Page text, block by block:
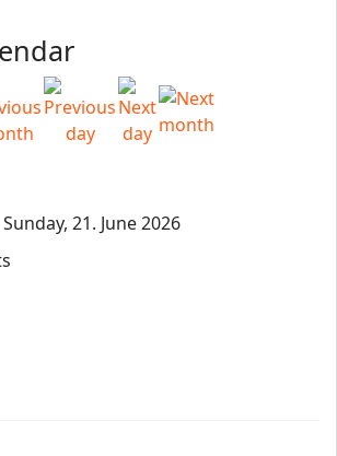
Sunday, 21. June 2026